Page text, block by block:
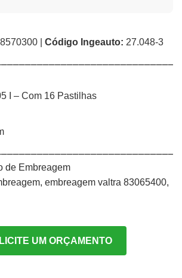
8570300 | Código Ingeauto: 27.048-3
I – Com 16 Pastilhas
de Embreagem
, embreagem valtra 83065400,
UM ORÇAMENTO